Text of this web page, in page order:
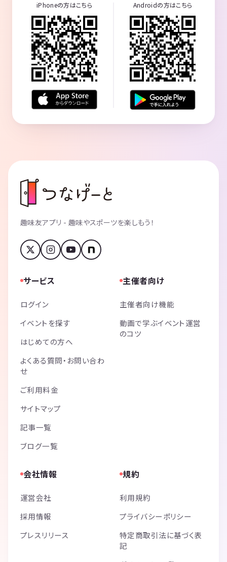
iPhoneの方はこちら Androidの方はこちら
趣味友アプリ - 趣味やスポーツを楽しもう！
サービス
ログイン
イベントを探す
はじめての方へ
よくある質問・お問い合わ
せ
ご利用料金
サイトマップ
記事一覧
ブログ一覧
主催者向け
主催者向け機能
動画で学ぶイベント運営
のコツ
会社情報
運営会社
採用情報
プレスリリース
規約
利用規約
プライバシーポリシー
特定商取引法に基づく表
記